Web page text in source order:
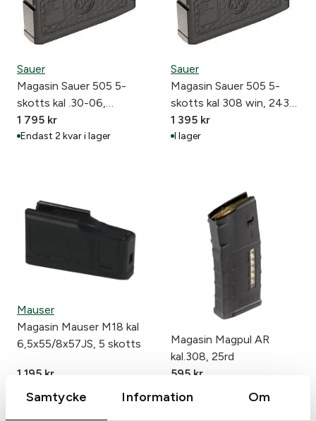
Samtycke Information Om
Sauer
Magasin Sauer 505 5-
skotts kal .30-06,
8x57JS
1 795 kr
Endast 2 kvar i lager
Sauer
Magasin Sauer 505 5-
skotts kal 308 win, 243
win,
1 395 kr
I lager
Mauser
Magasin Mauser M18 kal
6,5x55/8x57JS, 5 skotts
1 195 kr
Magasin Magpul AR
kal.308, 25rd
595 kr